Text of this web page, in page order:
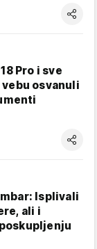
Pro i sve
osvanuli
Isplivali
ali i